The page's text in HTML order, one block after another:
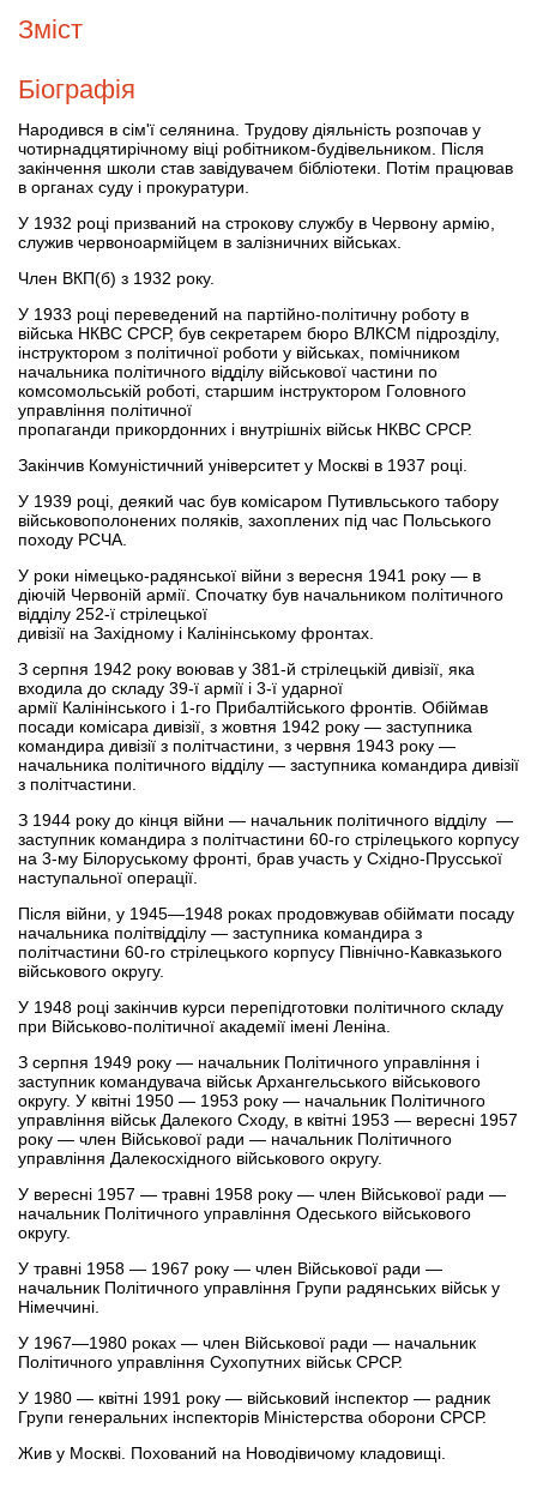
Зміст
Біографія
Народився в сім'ї селянина. Трудову діяльність розпочав у
чотирнадцятирічному віці робітником-будівельником. Після
закінчення школи став завідувачем бібліотеки. Потім працював
в органах суду і прокуратури.
У 1932 році призваний на строкову службу в Червону армію,
служив червоноармійцем в залізничних військах.
Член ВКП(б) з 1932 року.
У 1933 році переведений на партійно-політичну роботу в
війська НКВС СРСР, був секретарем бюро ВЛКСМ підрозділу,
інструктором з політичної роботи у військах, помічником
начальника політичного відділу військової частини по
комсомольській роботі, старшим інструктором Головного
управління політичної
пропаганди прикордонних і внутрішніх військ НКВС СРСР.
Закінчив Комуністичний університет у Москві в 1937 році.
У 1939 році, деякий час був комісаром Путивльського табору
військовополонених поляків, захоплених під час Польського
походу РСЧА.
У роки німецько-радянської війни з вересня 1941 року — в
діючій Червоній армії. Спочатку був начальником політичного
відділу 252-ї стрілецької
дивізії на Західному і Калінінському фронтах.
З серпня 1942 року воював у 381-й стрілецькій дивізії, яка
входила до складу 39-ї армії і 3-ї ударної
армії Калінінського і 1-го Прибалтійського фронтів. Обіймав
посади комісара дивізії, з жовтня 1942 року — заступника
командира дивізії з політчастини, з червня 1943 року —
начальника політичного відділу — заступника командира дивізії
з політчастини.
З 1944 року до кінця війни — начальник політичного відділу —
заступник командира з політчастини 60-го стрілецького корпусу
на 3-му Білоруському фронті, брав участь у Східно-Прусської
наступальної операції.
Після війни, у 1945—1948 роках продовжував обіймати посаду
начальника політвідділу — заступника командира з
політчастини 60-го стрілецького корпусу Північно-Кавказького
військового округу.
У 1948 році закінчив курси перепідготовки політичного складу
при Військово-політичної академії імені Леніна.
З серпня 1949 року — начальник Політичного управління і
заступник командувача військ Архангельського військового
округу. У квітні 1950 — 1953 року — начальник Політичного
управління військ Далекого Сходу, в квітні 1953 — вересні 1957
року — член Військової ради — начальник Політичного
управління Далекосхідного військового округу.
У вересні 1957 — травні 1958 року — член Військової ради —
начальник Політичного управління Одеського військового
округу.
У травні 1958 — 1967 року — член Військової ради —
начальник Політичного управління Групи радянських військ у
Німеччині.
У 1967—1980 роках — член Військової ради — начальник
Політичного управління Сухопутних військ СРСР.
У 1980 — квітні 1991 року — військовий інспектор — радник
Групи генеральних інспекторів Міністерства оборони СРСР.
Жив у Москві. Похований на Новодівичому кладовищі.